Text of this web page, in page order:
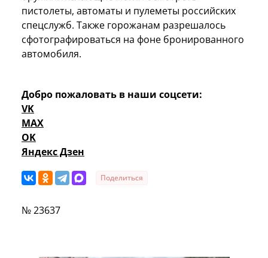
пистолеты, автоматы и пулеметы российских
спецслужб. Также горожанам разрешалось
сфотографироваться на фоне бронированного
автомобиля.
Добро пожаловать в наши соцсети:
VK
MAX
OK
Яндекс Дзен
Поделиться
№ 23637